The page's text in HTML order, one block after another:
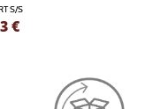
S/S
€